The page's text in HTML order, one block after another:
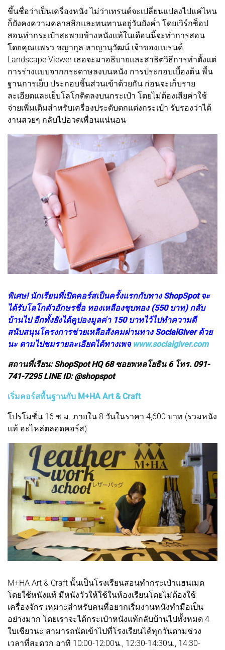
ขึ้นชื่อว่าเป็นเครื่องหนัง ไม่ว่าเทรนด์จะเปลี่ยนแปลงไปแค่ไหน
ก็ยังคงความคลาสสิกและทนทานอยู่วันยังค่ำ โดยเวิร์กช็อป
สอนทำกระเป๋าสะพายข้างหนังแท้ในเดือนนี้จะทำการสอน
โดยคุณแพรว ชญากุล หาญานุวัฒน์ เจ้าของแบรนด์
Landscape Viewer เธอจะมาอธิบายและสาธิตวิธีการทำตั้งแต่
การร่างแบบจากกระดาษลงบนหนัง การประกอบเบื้องต้น พื้น
ฐานการเย็บ ประกอบชิ้นส่วนเข้าด้วยกัน ก่อนจะเก็บราย
ละเอียดและเย็บโลโกติดลงบนกระเป๋า โดยไม่ต้องเสียค่าใช้
จ่ายเพิ่มเติมสำหรับเครื่องประดับตกแต่งกระเป๋า รับรองว่าได้
งานสวยๆ กลับไปอวดเพื่อนแน่นอน
พิเศษ! นักเรียนที่เปิดคอร์สเป็นครั้งแรกกับทาง ShopSpot จะ
ได้รับโลโกตัวอักษรชื่อ ทองเหลืองชุบทอง (550 บาท) กลับ
บ้านไป อีกทั้งยังได้คูปองมูลค่า 150 บาทไว้ไปทำความดี
สนับสนุนโครงการช่วยเหลือสังคมผ่านทาง SocialGiver ด้วย
นะ ตามไปชมรายละเอียดได้ทางเพจ www.socialgiver.com
สถานที่เรียน: ShopSpot HQ 68 ซอยพหลโยธิน 6 โทร. 091-
741-7295 LINE ID: @shopspot
เริ่มคอร์สพื้นฐานกับ M+HA Art & Craft
โปรโมชั่น 16 ช.ม. ภายใน 8 วันในราคา 4,600 บาท (รวมหนัง
แท้ อะไหล่ตลอดคอร์ส)
M+HA Art & Craft นั้นเป็นโรงเรียนสอนทำกระเป๋าแฮนเมด
โดยใช้หนังแท้ มีหนังวัวให้ใช้ในห้องเรียนโดยไม่ต้องใช้
เครื่องจักร เหมาะสำหรับคนที่อยากเริ่มงานหนังทำมือเป็น
อย่างมาก โดยเราจะได้กระเป๋าหนังแท้กลับบ้านไปทั้งหมด 4
ใบเชียวนะ สามารถนัดเข้าไปที่โรงเรียนได้ทุกวันตามช่วง
เวลาที่สะดวก อาทิ 10:00-12:00น., 12:30-14:30น., 14:30-